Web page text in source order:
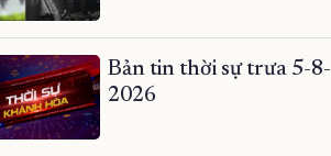
Bản tin thời sự trưa 5-8-
2026